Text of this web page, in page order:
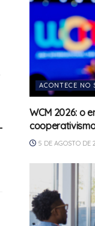
ACONTECE NO
WCM 2026: o
5 DE AGOSTO DE